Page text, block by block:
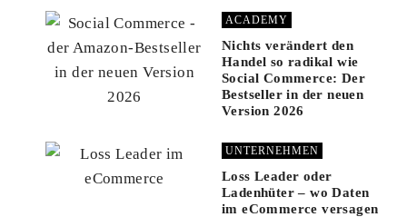
ACADEMY
Nichts verändert den
Handel so radikal wie
Social Commerce: Der
Bestseller in der neuen
Version 2026
UNTERNEHMEN
Loss Leader oder
Ladenhüter – wo Daten
im eCommerce versagen